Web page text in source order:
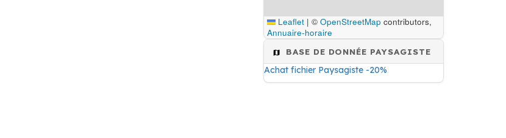
Leaflet | © OpenStreetMap contributors,
Annuaire-horaire
BASE DE DONNÉE PAYSAGISTE
Achat fichier Paysagiste -20%